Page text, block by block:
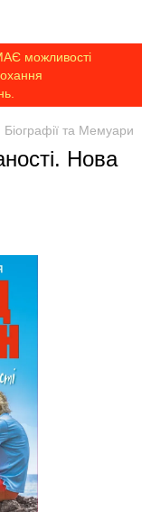
можливості
Біографії та Мемуари
Нова